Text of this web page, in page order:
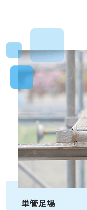
単管足場